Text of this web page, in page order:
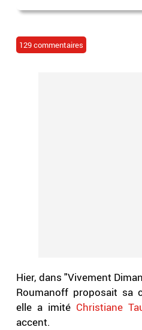
129 commentaires
Hier, dans "Vivement
Roumanoff proposait sa
elle a imité Christiane
accent.